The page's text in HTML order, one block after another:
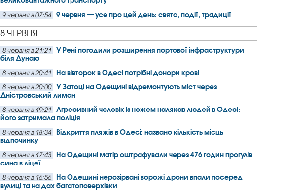
9 червня в 07:54 9 червня — усе про цей день: свята, події, традиції
8 ЧЕРВНЯ
8 червня в 21:21
У Рені погодили розширення портової інфраструктури
біля Дунаю
8 червня в 20:41 На вівторок в Одесі потрібні донори крові
8 червня в 20:00
У Затоці на Одещині відремонтують міст через
Дністровський лиман
8 червня в 19:21
Агресивний чоловік із ножем налякав людей в Одесі:
його затримала поліція
8 червня в 18:34
Відкриття пляжів в Одесі: названо кількість місць
відпочинку
8 червня в 17:43
На Одещині матір оштрафували через 476 годин прогулів
сина в ліцеї
8 червня в 16:56
На Одещині нерозірвані ворожі дрони впали посеред
вулиці та на дах багатоповерхівки